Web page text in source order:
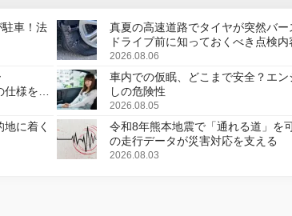
駐車！法
真夏の高速道路でタイヤが突然バ
ドライブ前に知っておくべき点検内
2026.08.06
様を変
車内での仮眠、どこまで安全？エン
しの危険性
2026.08.05
に着く
令和8年熊本地震で「通れる道」を
の走行データが災害対応を支える
2026.08.03